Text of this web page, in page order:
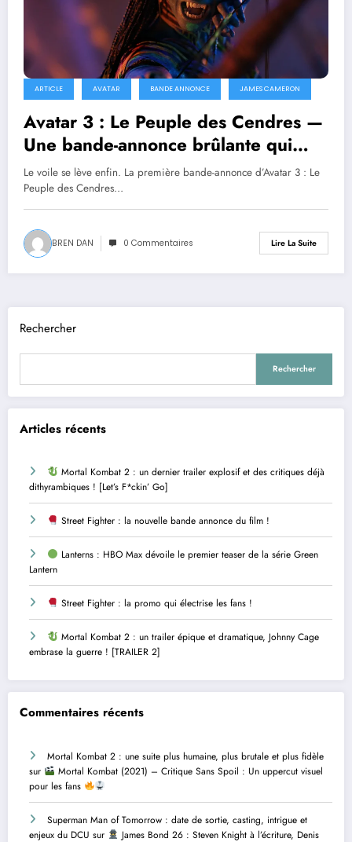
ARTICLE AVATAR BANDE ANNONCE JAMES CAMERON
Avatar 3 : Le Peuple des Cendres —
Une bande-annonce brûlante qui
annonce la révolution de Pandora
Le voile se lève enfin. La première bande-annonce d’Avatar 3 : Le
Peuple des Cendres…
BREN DAN 0 Commentaires Lire La Suite
Rechercher
Rechercher
Articles récents
Mortal Kombat 2 : un dernier trailer explosif et des critiques déjà
dithyrambiques ! [Let’s F*ckin’ Go]
Street Fighter : la nouvelle bande annonce du film !
Lanterns : HBO Max dévoile le premier teaser de la série Green
Lantern
Street Fighter : la promo qui électrise les fans !
Mortal Kombat 2 : un trailer épique et dramatique, Johnny Cage
embrase la guerre ! [TRAILER 2]
Commentaires récents
Mortal Kombat 2 : une suite plus humaine, plus brutale et plus fidèle
sur
Mortal Kombat (2021) – Critique Sans Spoil : Un uppercut visuel
pour les fans
Superman Man of Tomorrow : date de sortie, casting, intrigue et
enjeux du DCU sur
James Bond 26 : Steven Knight à l’écriture, Denis